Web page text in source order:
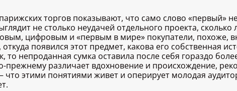
торгов показывают, что само слово «первый»
не столько неудачей отдельного проекта,
цифровым и «первым в мире» покупатели, похоже,
появился этот предмет, какова его собственная
то непроданная сумка оставила после себя гораздо
прежнему различает вдохновение и происхождение,
что этими понятиями живет и оперирует молодая